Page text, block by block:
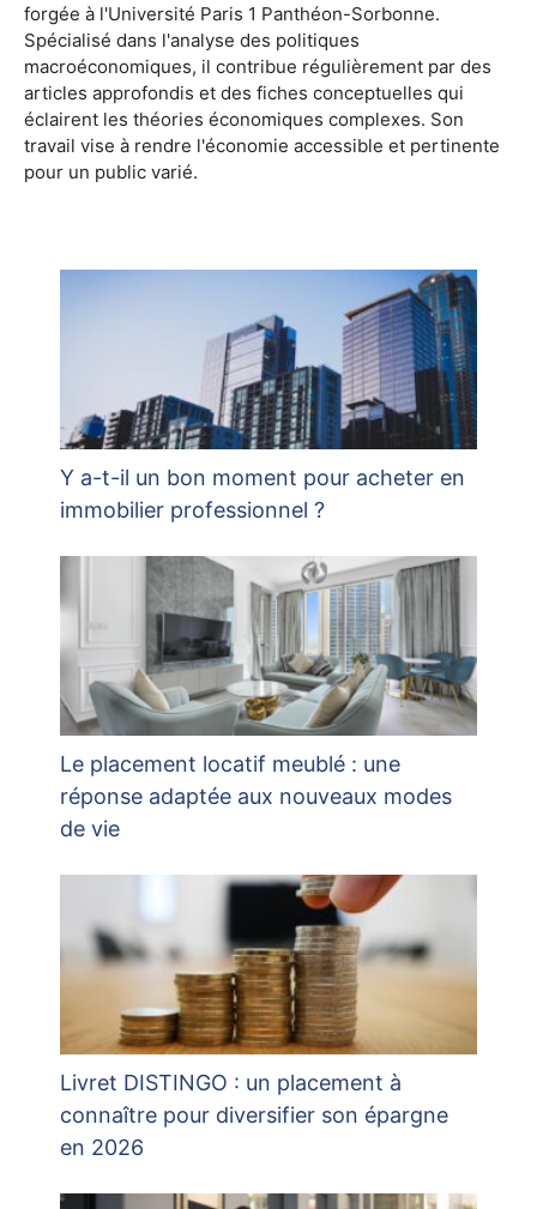
forgée à l'Université Paris 1 Panthéon-Sorbonne.
Spécialisé dans l'analyse des politiques
macroéconomiques, il contribue régulièrement par des
articles approfondis et des fiches conceptuelles qui
éclairent les théories économiques complexes. Son
travail vise à rendre l'économie accessible et pertinente
pour un public varié.
Y a-t-il un bon moment pour acheter en
immobilier professionnel ?
Le placement locatif meublé : une
réponse adaptée aux nouveaux modes
de vie
Livret DISTINGO : un placement à
connaître pour diversifier son épargne
en 2026